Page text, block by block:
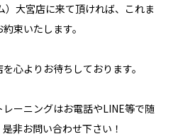
）大宮店に来て頂ければ、これま
束いたします。
心よりお待ちしております。
ーニングはお電話やLINE等で随
非お問い合わせ下さい！